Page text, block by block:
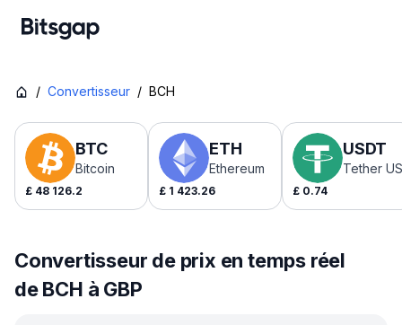
/ Convertisseur / BCH
BTC
Bitcoin
£ 48 126.2
ETH
Ethereum
£ 1 423.26
USDT
Tether
£ 0.74
Convertisseur de prix en temps réel
de BCH à GBP